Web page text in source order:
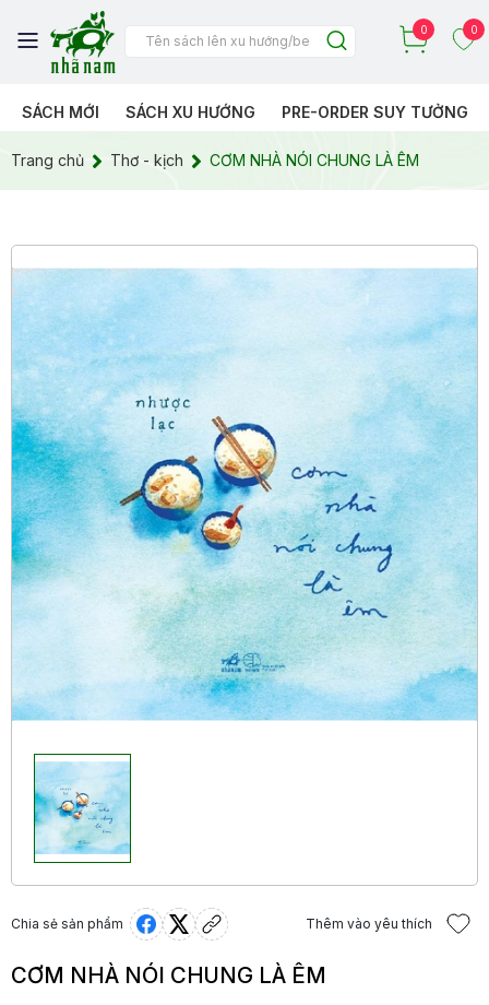
0 0
SÁCH MỚI SÁCH XU HƯỚNG PRE-ORDER SUY TƯỞNG
Trang chủ Thơ - kịch CƠM NHÀ NÓI CHUNG LÀ ÊM
Chia sẻ sản phẩm Thêm vào yêu thích
CƠM NHÀ NÓI CHUNG LÀ ÊM